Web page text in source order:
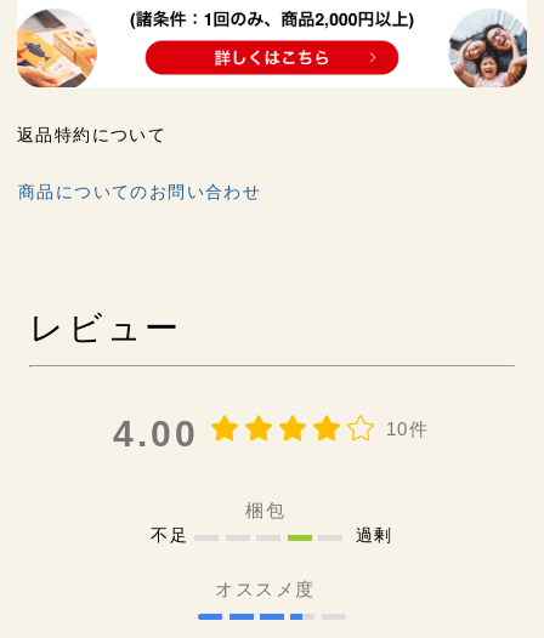
返品特約について
商品についてのお問い合わせ
レビュー
4.00 10件
梱包
不足 過剰
オススメ度